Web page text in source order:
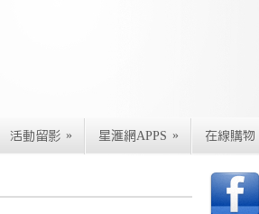
活動留影 » 星滙網APPS » 在線購物